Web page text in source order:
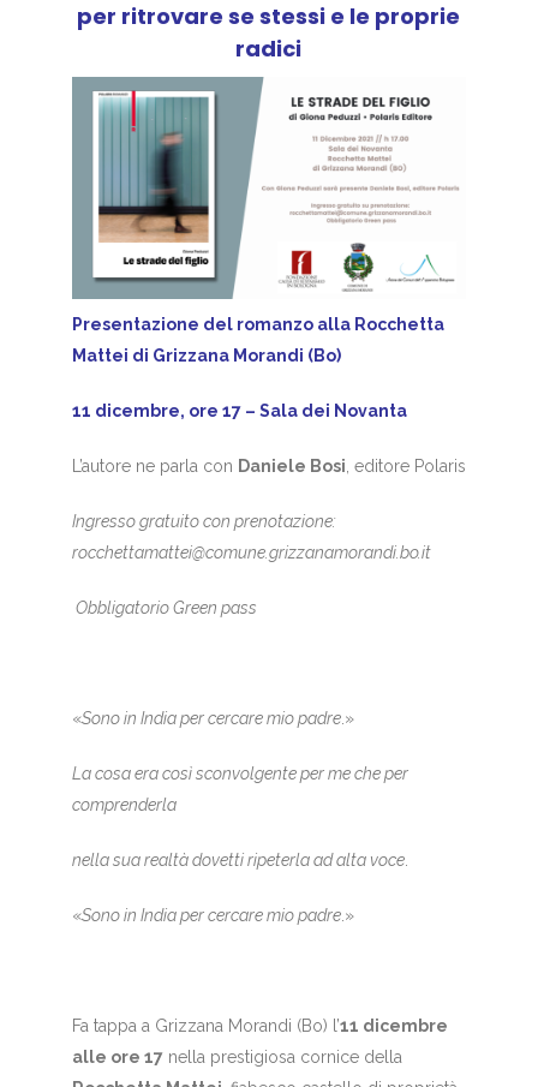
per ritrovare se stessi e le proprie
radici
Presentazione del romanzo alla Rocchetta
Mattei di Grizzana Morandi (Bo)
11 dicembre, ore 17 – Sala dei Novanta
L’autore ne parla con Daniele Bosi , editore Polaris
Ingresso gratuito con prenotazione:
rocchettamattei@comune.grizzanamorandi.bo.it
Obbligatorio Green pass
«Sono in India per cercare mio padre.»
La cosa era così sconvolgente per me che per
comprenderla
nella sua realtà dovetti ripeterla ad alta voce.
«Sono in India per cercare mio padre.»
Fa tappa a Grizzana Morandi (Bo) l’11 dicembre
alle ore 17nella prestigiosa cornice della